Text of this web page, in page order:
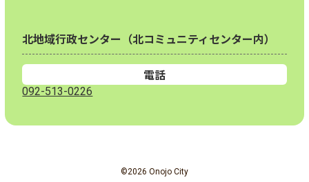
北地域行政センター（北コミュニティセンター内）
電話
092-513-0226
©2026 Onojo City